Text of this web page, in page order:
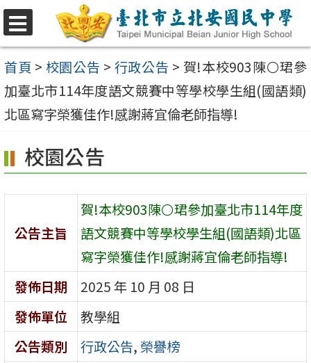
選
單
跳
至
主
要
內
區
首頁 > 校園公告 > 行政公告 > 賀!本校903陳⚪珺參
加臺北市114年度語文競賽中等學校學生組(國語類)
北區寫字榮獲佳作!感謝蔣宜倫老師指導!
校園公告
公告主旨
賀!本校903陳⚪珺參加臺北市114年度
語文競賽中等學校學生組(國語類)北區
寫字榮獲佳作!感謝蔣宜倫老師指導!
發佈日期
2025 年 10 月 08 日
發佈單位
教學組
公告類別
行政公告, 榮譽榜